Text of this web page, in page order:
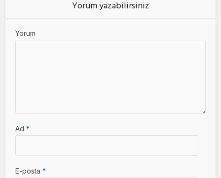
Yorum yazabilirsiniz
Yorum
Ad*
E-posta*